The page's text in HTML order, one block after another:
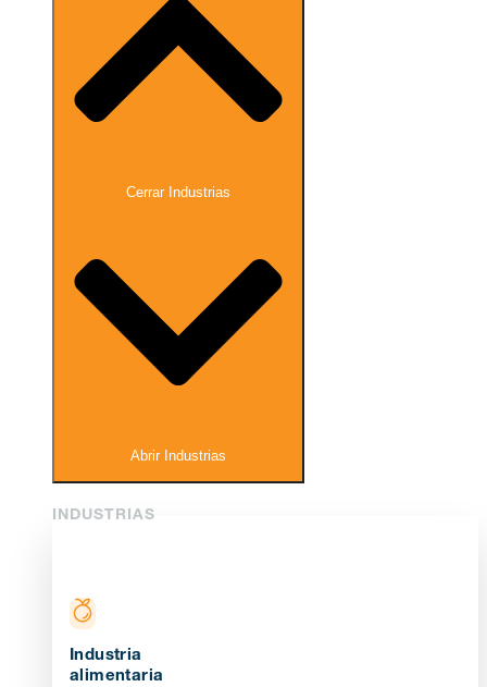
Cerrar Industrias
Abrir Industrias
INDUSTRIAS
Industria
alimentaria